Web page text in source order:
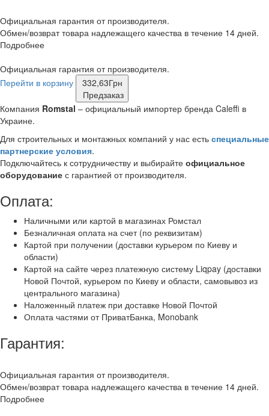
Официальная гарантия от производителя.
Обмен/возврат товара надлежащего качества в течение 14 дней.
Подробнее
Официальная гарантия от производителя.
Перейти в корзину
332,63Грн
Предзаказ
Компания Romstal – официальный импортер бренда Caleffi в
Украине.
Для строительных и монтажных компаний у нас есть специальные
партнерские условия.
Подключайтесь к сотрудничеству и выбирайте официальное
оборудование с гарантией от производителя.
Оплата:
Наличными или картой в магазинах Ромстал
Безналичная оплата на счет (по реквизитам)
Картой при получении (доставки курьером по Киеву и
области)
Картой на сайте через платежную систему Liqpay (доставки
Новой Почтой, курьером по Киеву и области, самовывоз из
центрального магазина)
Наложенный платеж при доставке Новой Почтой
Оплата частями от ПриватБанка, Monobank
Гарантия:
Официальная гарантия от производителя.
Обмен/возврат товара надлежащего качества в течение 14 дней.
Подробнее